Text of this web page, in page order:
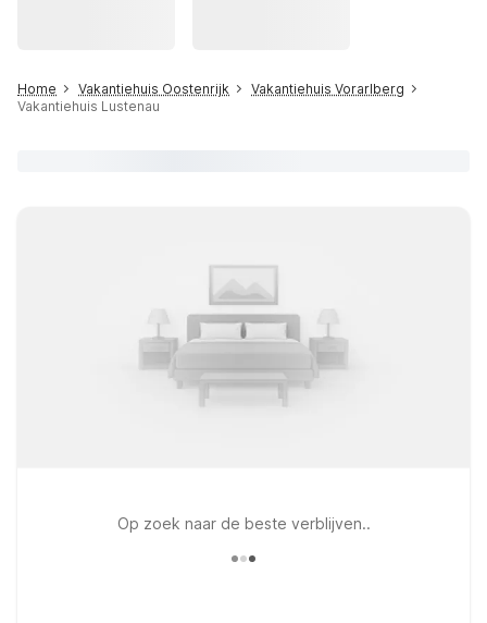
Home Vakantiehuis Oostenrijk
Vakantiehuis Vorarlberg
Vakantiehuis Lustenau
Op zoek naar de beste verblijven..